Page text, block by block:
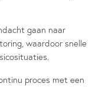
gaan naar
waardoor snelle
proces met een